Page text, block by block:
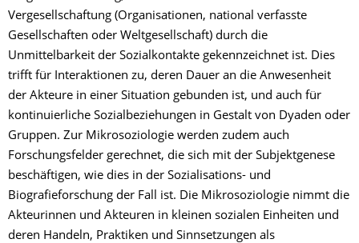
Vergesellschaftung (Organisationen, national verfasste
Gesellschaften oder Weltgesellschaft) durch die
Unmittelbarkeit der Sozialkontakte gekennzeichnet ist. Dies
trifft für Interaktionen zu, deren Dauer an die Anwesenheit
der Akteure in einer Situation gebunden ist, und auch für
kontinuierliche Sozialbeziehungen in Gestalt von Dyaden oder
Gruppen. Zur Mikrosoziologie werden zudem auch
Forschungsfelder gerechnet, die sich mit der Subjektgenese
beschäftigen, wie dies in der Sozialisations- und
Biografieforschung der Fall ist. Die Mikrosoziologie nimmt die
Akteurinnen und Akteuren in kleinen sozialen Einheiten und
deren Handeln, Praktiken und Sinnsetzungen als